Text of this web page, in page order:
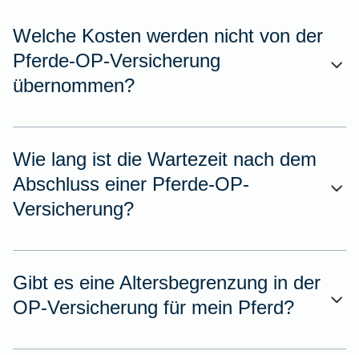
Welche Kosten werden nicht von der
Pferde-OP-Versicherung
übernommen?
Wie lang ist die Wartezeit nach dem
Abschluss einer Pferde-OP-
Versicherung?
Gibt es eine Altersbegrenzung in der
OP-Versicherung für mein Pferd?